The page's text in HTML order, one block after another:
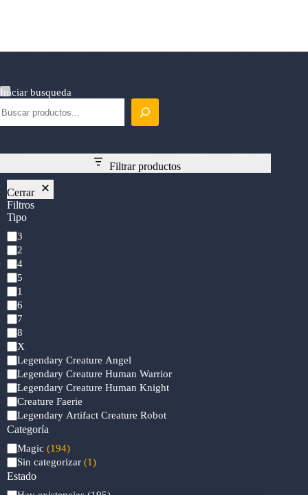
Iniciar busqueda
Filtrar productos
Cerrar
Filtros
Tipo
Mana
Cost
3
2
4
5
1
6
7
8
X
Legendary Creature Angel
Legendary Creature Human Warrior
Legendary Creature Human Knight
Creature Faerie
Legendary Artifact Creature Robot
Categoría
Categoría
Magic (194)
Sin categorizar (1)
Estado